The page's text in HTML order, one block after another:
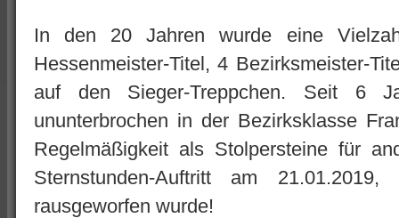
In den 20 Jahren wurde eine
Hessenmeister-Titel, 4 Bezirksmeister-
auf den Sieger-Treppchen. Seit 6
ununterbrochen in der Bezirksklasse
Regelmäßigkeit als Stolpersteine für
Sternstunden-Auftritt am
rausgeworfen wurde!